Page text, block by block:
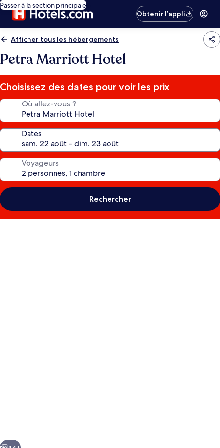
Passer à la section principale
Obtenir l’appli
Afficher tous les hébergements
Petra Marriott Hotel
Choisissez des dates pour voir les prix
Où allez-vous ?
Dates
Voyageurs
Rechercher
Suivant